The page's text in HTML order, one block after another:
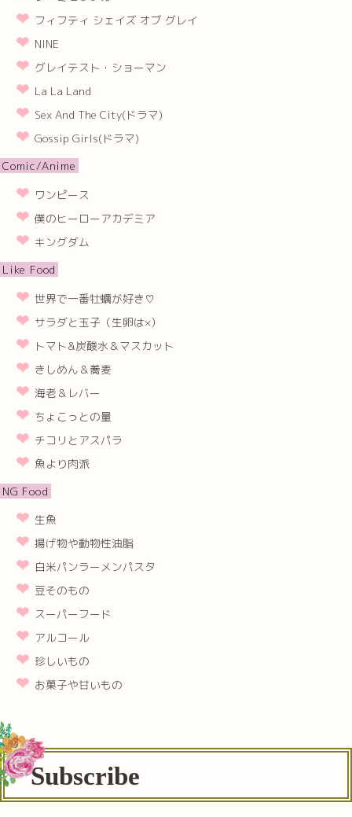
フィフティ シェイズ オブ グレイ
NINE
グレイテスト・ショーマン
La La Land
Sex And The City(ドラマ)
Gossip Girls(ドラマ)
Comic/Anime
ワンピース
僕のヒーローアカデミア
キングダム
Like Food
世界で一番牡蠣が好き♡
サラダと玉子（生卵は×）
トマト&炭酸水＆マスカット
きしめん＆蕎麦
海老＆レバー
ちょこっとの量
チコリとアスパラ
魚より肉派
NG Food
生魚
揚げ物や動物性油脂
白米パンラーメンパスタ
豆そのもの
スーパーフード
アルコール
珍しいもの
お菓子や甘いもの
Subscribe